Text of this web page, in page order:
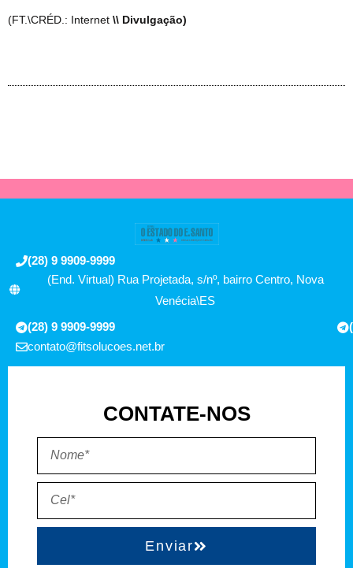
(FT.\CRÉD.: Internet \\ Divulgação)
(28) 9 9909-9999
(End. Virtual) Rua Projetada, s/nº, bairro Centro, Nova
Venécia\ES
(28) 9 9909-9999
contato@fitsolucoes.net.br
CONTATE-NOS
Enviar